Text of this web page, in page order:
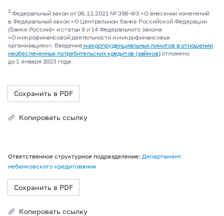
3Федеральный закон от 06.12.2021 № 398-ФЗ «О внесении изменений
в Федеральный закон «О Центральном банке Российской Федерации
(Банке России)» и статьи 9 и 14 Федерального закона
«О микрофинансовой деятельности и микрофинансовых
организациях». Введениемакропруденциальных лимитов в отношении
необеспеченных потребительских кредитов (займов)отложено
до 1 января 2023 года.
Сохранить в PDF
Копировать ссылку
Ответственное структурное подразделение: Департамент
небанковского кредитования
Сохранить в PDF
Копировать ссылку